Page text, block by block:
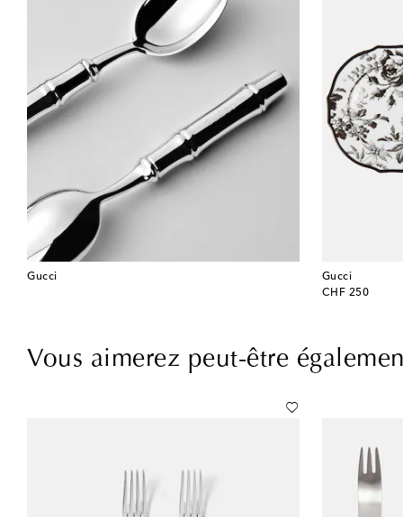
Gucci
Gucci
CHF 250
original price
Vous aimerez peut-être